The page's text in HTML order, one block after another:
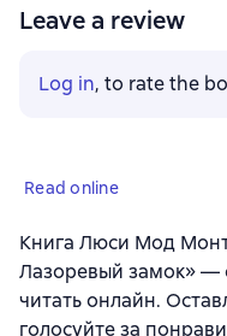
Leave a review
Log in, to rate the
Read online
Книга Люси Мод
Лазоревый замок» —
читать онлайн.
голосуйте за